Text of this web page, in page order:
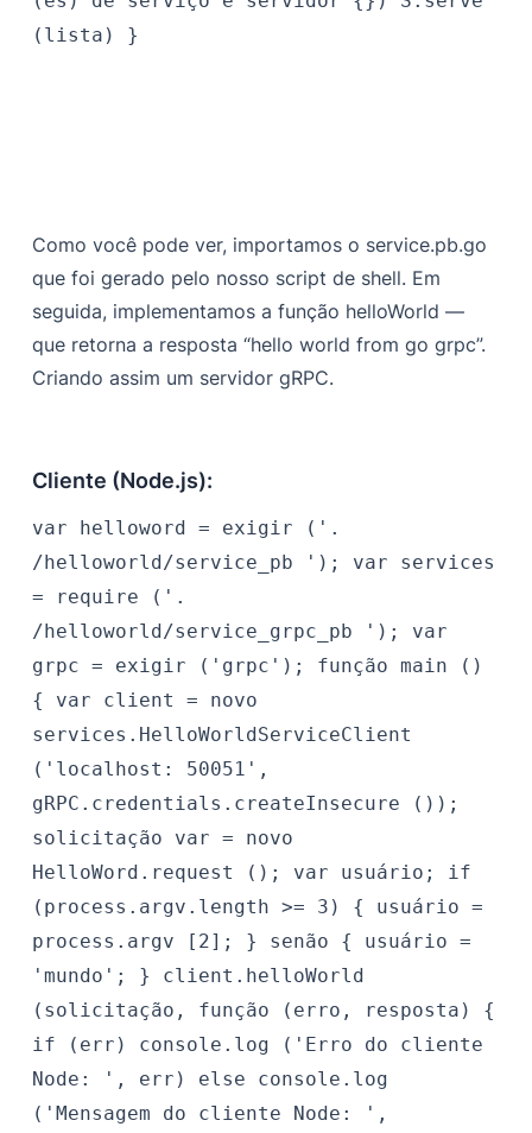
(lista) }
Como você pode ver, importamos o service.pb.go
que foi gerado pelo nosso script de shell. Em
seguida, implementamos a função helloWorld —
que retorna a resposta “hello world from go grpc”.
Criando assim um servidor gRPC.
Cliente (Node.js):
var helloword = exigir ('.
/helloworld/service_pb '); var services
= require ('.
/helloworld/service_grpc_pb '); var
grpc = exigir ('grpc'); função main ()
{ var client = novo
services.HelloWorldServiceClient
('localhost: 50051',
gRPC.credentials.createInsecure ());
solicitação var = novo
HelloWord.request (); var usuário; if
(process.argv.length >= 3) { usuário =
process.argv [2]; } senão { usuário =
'mundo'; } client.helloWorld
(solicitação, função (erro, resposta) {
if (err) console.log ('Erro do cliente
Node: ', err) else console.log
('Mensagem do cliente Node: ',